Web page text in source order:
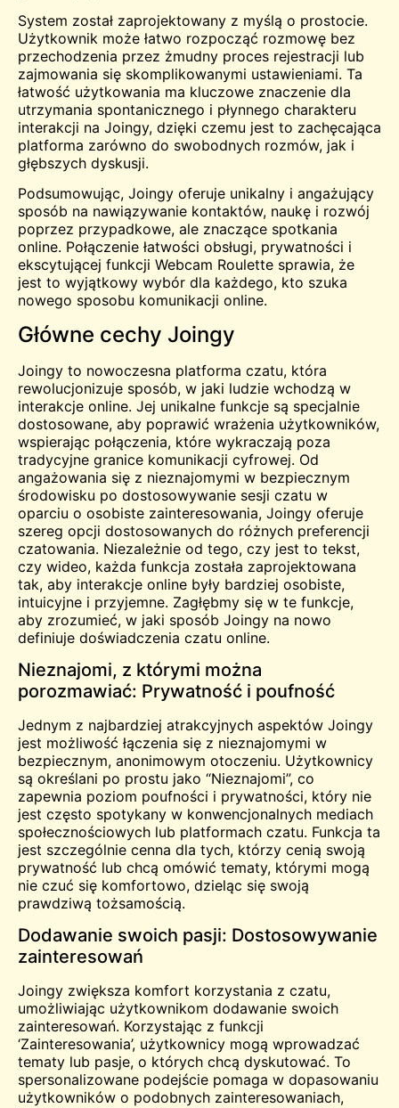
System został zaprojektowany z myślą o prostocie.
Użytkownik może łatwo rozpocząć rozmowę bez
przechodzenia przez żmudny proces rejestracji lub
zajmowania się skomplikowanymi ustawieniami. Ta
łatwość użytkowania ma kluczowe znaczenie dla
utrzymania spontanicznego i płynnego charakteru
interakcji na Joingy, dzięki czemu jest to zachęcająca
platforma zarówno do swobodnych rozmów, jak i
głębszych dyskusji.
Podsumowując, Joingy oferuje unikalny i angażujący
sposób na nawiązywanie kontaktów, naukę i rozwój
poprzez przypadkowe, ale znaczące spotkania
online. Połączenie łatwości obsługi, prywatności i
ekscytującej funkcji Webcam Roulette sprawia, że
jest to wyjątkowy wybór dla każdego, kto szuka
nowego sposobu komunikacji online.
Główne cechy Joingy
Joingy to nowoczesna platforma czatu, która
rewolucjonizuje sposób, w jaki ludzie wchodzą w
interakcje online. Jej unikalne funkcje są specjalnie
dostosowane, aby poprawić wrażenia użytkowników,
wspierając połączenia, które wykraczają poza
tradycyjne granice komunikacji cyfrowej. Od
angażowania się z nieznajomymi w bezpiecznym
środowisku po dostosowywanie sesji czatu w
oparciu o osobiste zainteresowania, Joingy oferuje
szereg opcji dostosowanych do różnych preferencji
czatowania. Niezależnie od tego, czy jest to tekst,
czy wideo, każda funkcja została zaprojektowana
tak, aby interakcje online były bardziej osobiste,
intuicyjne i przyjemne. Zagłębmy się w te funkcje,
aby zrozumieć, w jaki sposób Joingy na nowo
definiuje doświadczenia czatu online.
Nieznajomi, z którymi można
porozmawiać: Prywatność i poufność
Jednym z najbardziej atrakcyjnych aspektów Joingy
jest możliwość łączenia się z nieznajomymi w
bezpiecznym, anonimowym otoczeniu. Użytkownicy
są określani po prostu jako “Nieznajomi”, co
zapewnia poziom poufności i prywatności, który nie
jest często spotykany w konwencjonalnych mediach
społecznościowych lub platformach czatu. Funkcja ta
jest szczególnie cenna dla tych, którzy cenią swoją
prywatność lub chcą omówić tematy, którymi mogą
nie czuć się komfortowo, dzieląc się swoją
prawdziwą tożsamością.
Dodawanie swoich pasji: Dostosowywanie
zainteresowań
Joingy zwiększa komfort korzystania z czatu,
umożliwiając użytkownikom dodawanie swoich
zainteresowań. Korzystając z funkcji
‘Zainteresowania’, użytkownicy mogą wprowadzać
tematy lub pasje, o których chcą dyskutować. To
spersonalizowane podejście pomaga w dopasowaniu
użytkowników o podobnych zainteresowaniach,